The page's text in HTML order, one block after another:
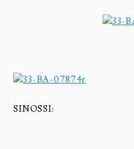
SINOSSI: